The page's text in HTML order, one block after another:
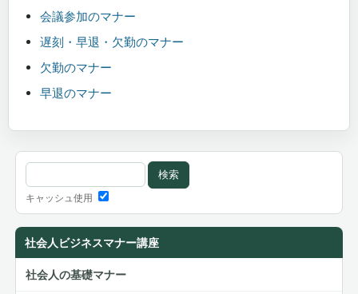
会議参加のマナー
遅刻・早退・欠勤のマナー
欠勤のマナー
早退のマナー
キャッシュ使用
社会人ビジネスマナー講座
社会人の基礎マナー